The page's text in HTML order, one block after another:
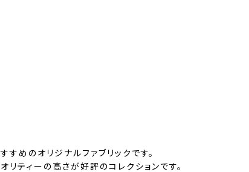
めのオリジナルファブリックです。
リティーの高さが好評のコレクションです。